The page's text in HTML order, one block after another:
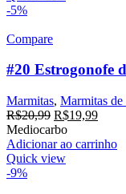
-5%
Compare
#20 Estrogonofe
Marmitas, Marmitas de
R$20,99 R$19,99
Mediocarbo
Adicionar ao carrinho
Quick view
-9%